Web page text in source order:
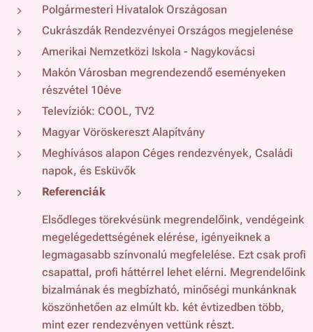
Polgármesteri Hivatalok Országosan
Cukrászdák Rendezvényei Országos megjelenése
Amerikai Nemzetközi Iskola - Nagykovácsi
Makón Városban megrendezendő eseményeken
részvétel 10éve
Televíziók: COOL, TV2
Magyar Vöröskereszt Alapítvány
Meghívásos alapon Céges rendezvények, Családi
napok, és Esküvők
Referenciák
Elsődleges törekvésünk megrendelőink, vendégeink
megelégedettségének elérése, igényeiknek a
legmagasabb színvonalú megfelelése. Ezt csak profi
csapattal, profi háttérrel lehet elérni. Megrendelőink
bizalmának és megbízható, minőségi munkánknak
köszönhetően az elmúlt kb. két évtizedben több,
mint ezer rendezvényen vettünk részt.